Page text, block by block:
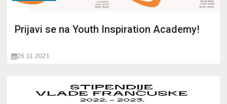
Prijavi se na Youth Inspiration Academy!
26.11.2021